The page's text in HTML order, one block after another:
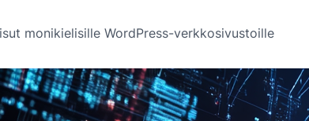
monikielisille WordPress-verkkosivustoille